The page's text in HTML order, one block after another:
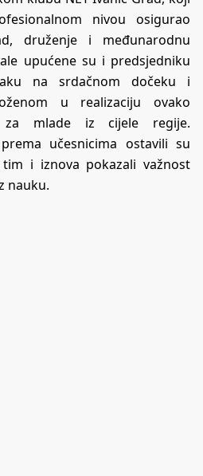
nivou osigurao
druženje i međunarodnu
upućene su i predsjedniku
na srdačnom dočeku i
u realizaciju ovako
za mlade iz cijele regije.
učesnicima ostavili su
i iznova pokazali važnost
nauku.